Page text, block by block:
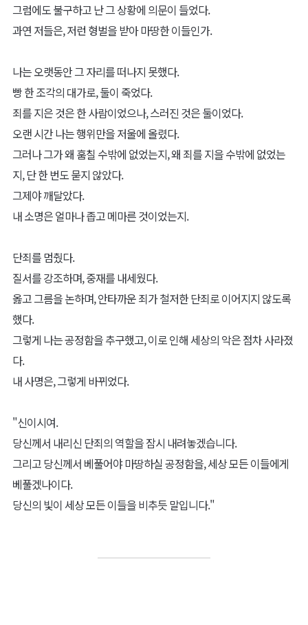
그럼에도 불구하고 난 그 상황에 의문이 들었다.
과연 저들은, 저런 형벌을 받아 마땅한 이들인가.
나는 오랫동안 그 자리를 떠나지 못했다.
빵 한 조각의 대가로, 둘이 죽었다.
죄를 지은 것은 한 사람이었으나, 스러진 것은 둘이었다.
오랜 시간 나는 행위만을 저울에 올렸다.
그러나 그가 왜 훔칠 수밖에 없었는지, 왜 죄를 지을 수밖에 없었는
지, 단 한 번도 묻지 않았다.
그제야 깨달았다.
내 소명은 얼마나 좁고 메마른 것이었는지.
단죄를 멈췄다.
질서를 강조하며, 중재를 내세웠다.
옳고 그름을 논하며, 안타까운 죄가 철저한 단죄로 이어지지 않도록
했다.
그렇게 나는 공정함을 추구했고, 이로 인해 세상의 악은 점차 사라졌
다.
내 사명은, 그렇게 바뀌었다.
"신이시여.
당신께서 내리신 단죄의 역할을 잠시 내려놓겠습니다.
그리고 당신께서 베풀어야 마땅하실 공정함을, 세상 모든 이들에게
베풀겠나이다.
당신의 빛이 세상 모든 이들을 비추듯 말입니다."